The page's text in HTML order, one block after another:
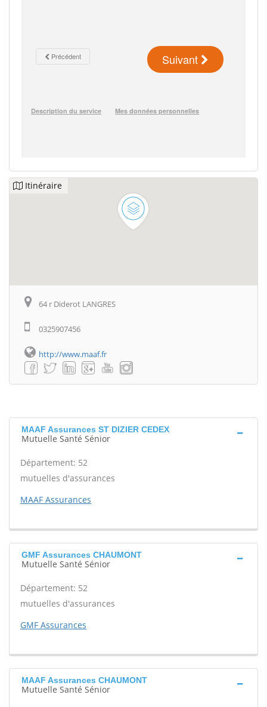
Itinéraire
64 r Diderot LANGRES
0325907456
http://www.maaf.fr
MAAF Assurances ST DIZIER CEDEX
Mutuelle Santé Sénior
Département: 52
mutuelles d'assurances
MAAF Assurances
GMF Assurances CHAUMONT
Mutuelle Santé Sénior
Département: 52
mutuelles d'assurances
GMF Assurances
MAAF Assurances CHAUMONT
Mutuelle Santé Sénior